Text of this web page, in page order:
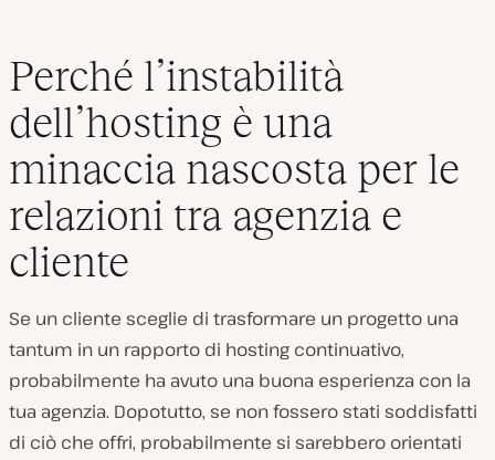
Perché l’instabilità
dell’hosting è una
minaccia nascosta per le
relazioni tra agenzia e
cliente
Se un cliente sceglie di trasformare un progetto una
tantum in un rapporto di hosting continuativo,
probabilmente ha avuto una buona esperienza con la
tua agenzia. Dopotutto, se non fossero stati soddisfatti
di ciò che offri, probabilmente si sarebbero orientati